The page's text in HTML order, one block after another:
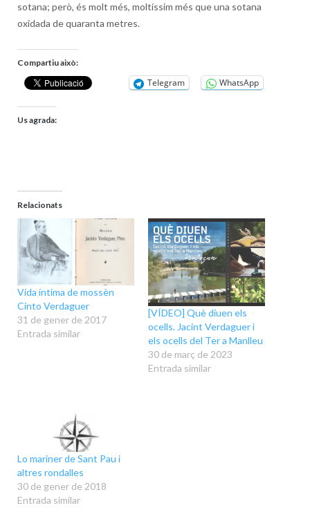
sotana; però, és molt més, moltíssim més que una sotana
oxidada de quaranta metres.
Compartiu això:
Telegram WhatsApp
Us agrada:
Relacionats
Vida íntima de mossèn
Cinto Verdaguer
31 de gener de 2017
Entrada similar
[VÍDEO] Què diuen els
ocells. Jacint Verdaguer i
els ocells del Ter a Manlleu
30 de març de 2023
Entrada similar
Lo mariner de Sant Pau i
altres rondalles
30 de gener de 2018
Entrada similar